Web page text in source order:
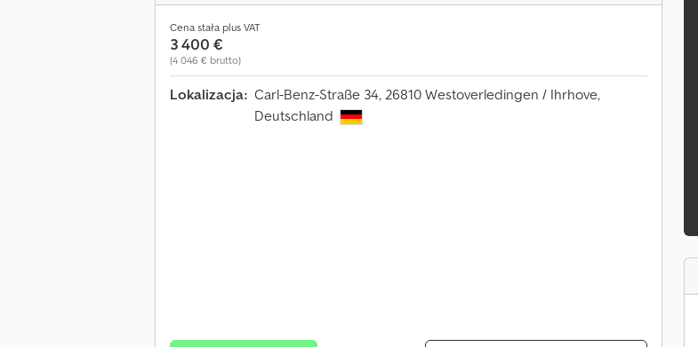
Cena stała plus VAT
3 400 €
(4 046 € brutto)
Lokalizacja: Carl-Benz-Straße 34, 26810 Westoverledingen / Ihrhove,
Deutschland